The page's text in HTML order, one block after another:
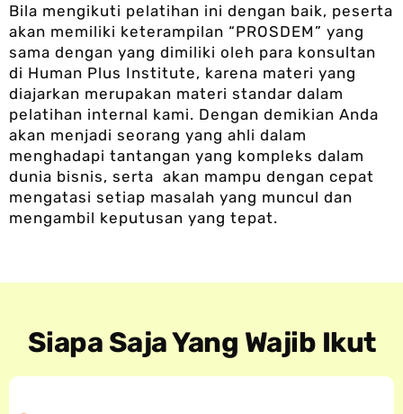
Bila mengikuti pelatihan ini dengan baik, peserta
akan memiliki keterampilan “PROSDEM” yang
sama dengan yang dimiliki oleh para konsultan
di Human Plus Institute, karena materi yang
diajarkan merupakan materi standar dalam
pelatihan internal kami. Dengan demikian Anda
akan menjadi seorang yang ahli dalam
menghadapi tantangan yang kompleks dalam
dunia bisnis, serta akan mampu dengan cepat
mengatasi setiap masalah yang muncul dan
mengambil keputusan yang tepat.
Siapa Saja Yang Wajib Ikut